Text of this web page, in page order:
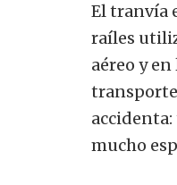
El tranvía
raíles
aéreo y
transporte
accidenta:
mucho